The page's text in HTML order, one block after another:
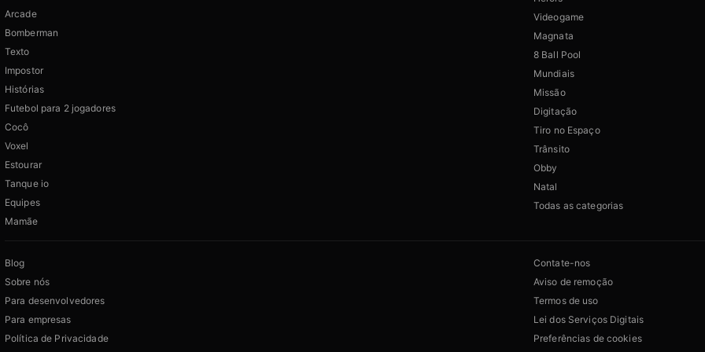
Arcade
Bomberman
Texto
Impostor
Histórias
Futebol para 2 jogadores
Cocô
Voxel
Estourar
Tanque io
Equipes
Mamãe
Videogame
Magnata
8 Ball Pool
Mundiais
Missão
Digitação
Tiro no Espaço
Trânsito
Obby
Natal
Todas as categorias
Blog
Sobre nós
Para desenvolvedores
Para empresas
Política de Privacidade
Contate-nos
Aviso de remoção
Termos de uso
Lei dos Serviços Digitais
Preferências de cookies